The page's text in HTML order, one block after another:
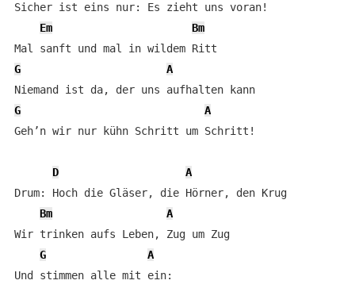
Sicher ist eins nur: Es zieht uns voran!
Em
Bm
G
A
Niemand ist da, der uns aufhalten kann
G
A
Geh’n wir nur kühn Schritt um Schritt!
D
A
Drum: Hoch die Gläser, die Hörner, den Krug
Bm
A
Wir trinken aufs Leben, Zug um Zug
G
A